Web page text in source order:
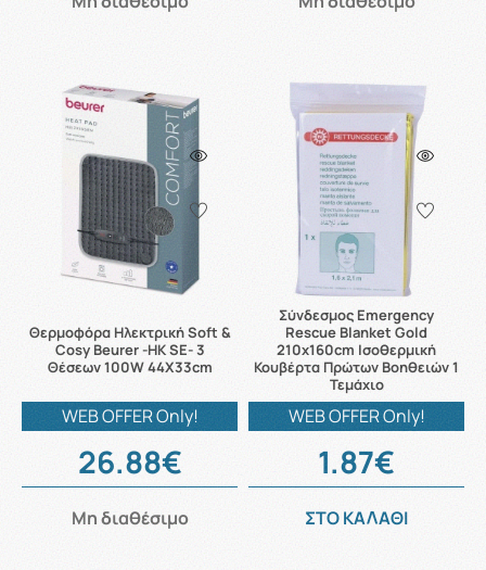
Θερμοφόρα Ηλεκτρική Soft &
Cosy Beurer -HK SE- 3
Θέσεων 100W 44X33cm
WEB OFFER Only!
26.88€
Μη διαθέσιμο
Σύνδεσμος Emergency
Rescue Blanket Gold
210x160cm Ισοθερμική
Κουβέρτα Πρώτων Βοηθειών 1
Τεμάχιο
WEB OFFER Only!
1.87€
ΣΤΟ ΚΑΛΑΘΙ